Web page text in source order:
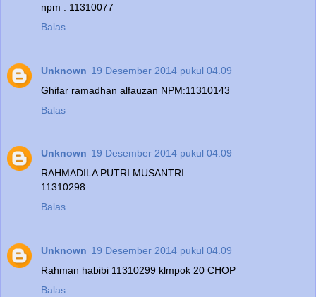
npm : 11310077
Balas
Unknown 19 Desember 2014 pukul 04.09
Ghifar ramadhan alfauzan NPM:11310143
Balas
Unknown 19 Desember 2014 pukul 04.09
RAHMADILA PUTRI MUSANTRI
11310298
Balas
Unknown 19 Desember 2014 pukul 04.09
Rahman habibi 11310299 klmpok 20 CHOP
Balas